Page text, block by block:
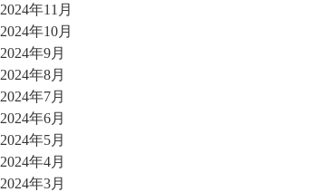
2024年11月
2024年10月
2024年9月
2024年8月
2024年7月
2024年6月
2024年5月
2024年4月
2024年3月